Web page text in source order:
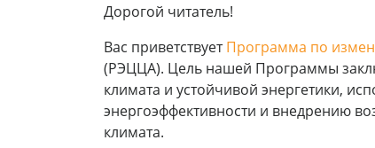
Дорогой читатель!
Вас приветствуетПрограмма по
(РЭЦЦА). Цель нашей Программы
климата и устойчивой энергетики,
энергоэффективности и внедрению
климата.